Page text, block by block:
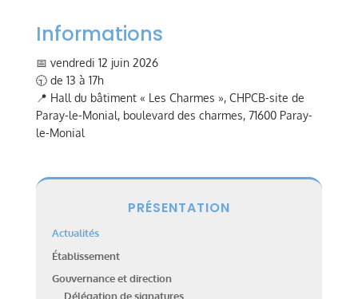
Informations
📅 vendredi 12 juin 2026
🕤 de 13 à 17h
📍 Hall du bâtiment « Les Charmes », CHPCB-site de
Paray-le-Monial, boulevard des charmes, 71600 Paray-
le-Monial
PRÉSENTATION
Actualités
Établissement
Gouvernance et direction
Délégation de signatures